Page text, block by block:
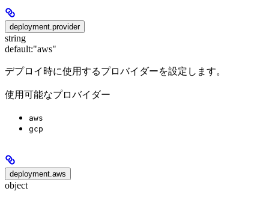
deployment.provider
string
default:"aws"
デプロイ時に使用するプロバイダーを設定します。
使用可能なプロバイダー
aws
gcp
deployment.aws
object